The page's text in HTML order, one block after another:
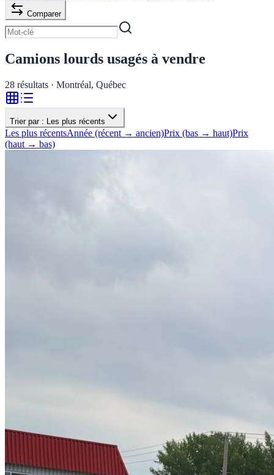
Comparer
Camions lourds usagés à vendre
28 résultats · Montréal, Québec
Trier par : Les plus récents
Les plus récentsAnnée (récent → ancien)Prix (bas → haut)Prix
(haut → bas)